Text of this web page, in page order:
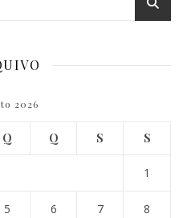
2026
Q Q S S
1
5 6 7 8